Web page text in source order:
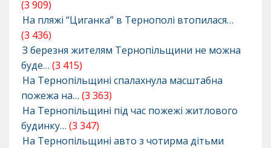
(3 909)
На пляжі “Циганка” в Тернополі втопилася…
(3 436)
З березня жителям Тернопільщини не можна
буде… (3 415)
На Тернопільщині спалахнула масштабна
пожежа на… (3 363)
На Тернопільщині під час пожежі житлового
будинку… (3 347)
На Тернопільщині авто з чотирма дітьми